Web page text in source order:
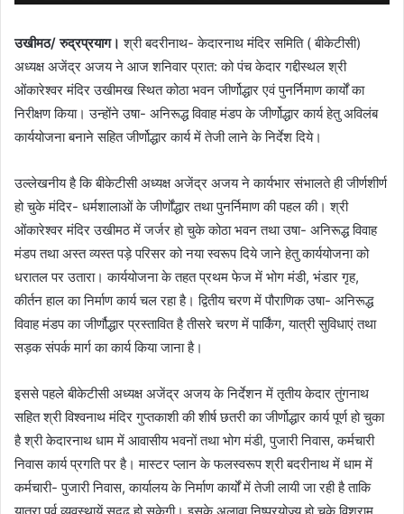
उखीमठ/ रुद्रप्रयाग। श्री बदरीनाथ- केदारनाथ मंदिर समिति ( बीकेटीसी)
अध्यक्ष अजेंद्र अजय ने आज शनिवार प्रात: को पंच केदार गद्दीस्थल श्री
ओंकारेश्वर मंदिर उखीमख स्थित कोठा भवन जीर्णोद्धार एवं पुनर्निमाण कार्यों का
निरीक्षण किया। उन्होंने उषा- अनिरूद्ध विवाह मंडप के जीर्णोद्धार कार्य हेतु अविलंब
कार्ययोजना बनाने सहित जीर्णोद्धार कार्य में तेजी लाने के निर्देश दिये।
उल्लेखनीय है कि बीकेटीसी अध्यक्ष अजेंद्र अजय ने कार्यभार संभालते ही जीर्णशीर्ण
हो चुके मंदिर- धर्मशालाओं के जीर्णोंद्धार तथा पुनर्निमाण की पहल की। श्री
ओंकारेश्वर मंदिर उखीमठ में जर्जर हो चुके कोठा भवन तथा उषा- अनिरूद्ध विवाह
मंडप तथा अस्त व्यस्त पड़े परिसर को नया स्वरूप दिये जाने हेतु कार्ययोजना को
धरातल पर उतारा। कार्ययोजना के तहत प्रथम फेज में भोग मंडी, भंडार गृह,
कीर्तन हाल का निर्माण कार्य चल रहा है। द्वितीय चरण में पौराणिक उषा- अनिरूद्ध
विवाह मंडप का जीर्णौद्धार प्रस्तावित है तीसरे चरण में पार्किंग, यात्री सुविधाएं तथा
सड़क संपर्क मार्ग का कार्य किया जाना है।
इससे पहले बीकेटीसी अध्यक्ष अजेंद्र अजय के निर्देशन में तृतीय केदार तुंगनाथ
सहित श्री विश्वनाथ मंदिर गुप्तकाशी की शीर्ष छतरी का जीर्णोद्धार कार्य पूर्ण हो चुका
है श्री केदारनाथ धाम में आवासीय भवनों तथा भोग मंडी, पुजारी निवास, कर्मचारी
निवास कार्य प्रगति पर है। मास्टर प्लान के फलस्वरूप श्री बदरीनाथ में धाम में
कर्मचारी- पुजारी निवास, कार्यालय के निर्माण कार्यों में तेजी लायी जा रही है ताकि
यात्रा पूर्व व्यवस्थायें सुदृढ़ हो सकेगी। इसके अलावा निष्प्रयोज्य हो चुके विश्राम